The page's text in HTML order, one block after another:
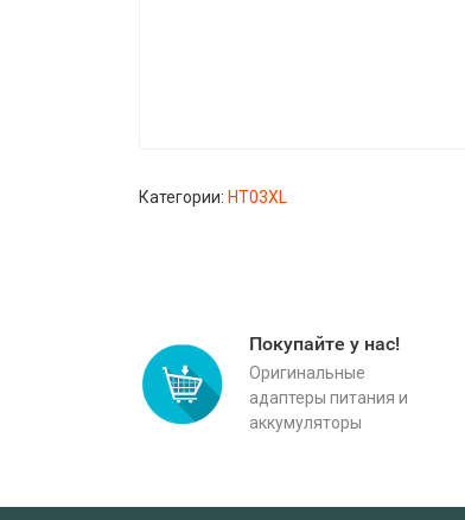
Категории: HT03XL
Покупайте у нас!
Оригинальные
адаптеры питания и
аккумуляторы